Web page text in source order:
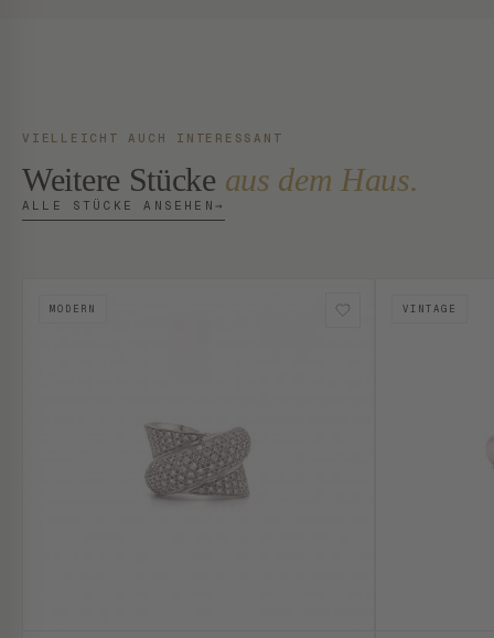
VIELLEICHT AUCH INTERESSANT
Weitere Stücke aus dem Haus.
ALLE STÜCKE ANSEHEN →
MODERN VINTAGE